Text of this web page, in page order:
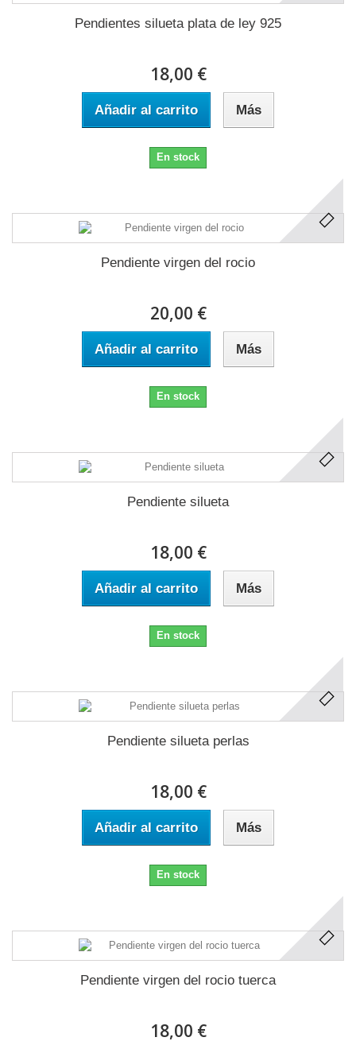
Pendientes silueta plata de ley 925
18,00 €
Añadir al carrito Más
En stock
Pendiente virgen del rocio
20,00 €
Añadir al carrito Más
En stock
Pendiente silueta
18,00 €
Añadir al carrito Más
En stock
Pendiente silueta perlas
18,00 €
Añadir al carrito Más
En stock
Pendiente virgen del rocio tuerca
18,00 €